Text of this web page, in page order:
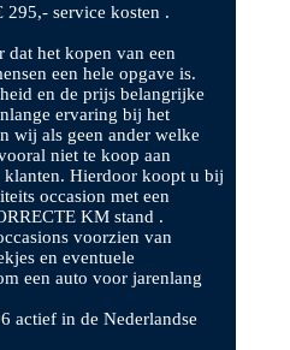
295,- service kosten .
dat het kopen van een
een hele opgave is.
en de prijs belangrijke
ervaring bij het
wij als geen ander welke
niet te koop aan
klanten. Hierdoor koopt u bij
occasion met een
KM stand .
voorzien van
en eventuele
een auto voor jarenlang
actief in de Nederlandse